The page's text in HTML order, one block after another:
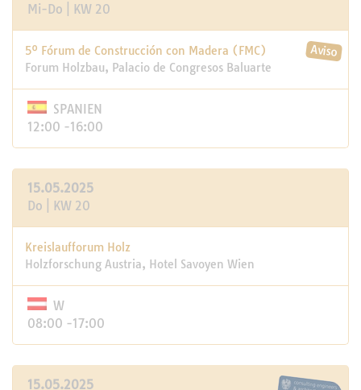
Mi-Do | KW 20
5º Fórum de Construcción con Madera (FMC)
Forum Holzbau, Palacio de Congresos Baluarte
SPANIEN
12:00 -16:00
15.05.2025
Do | KW 20
Kreislaufforum Holz
Holzforschung Austria, Hotel Savoyen Wien
W
08:00 -17:00
15.05.2025